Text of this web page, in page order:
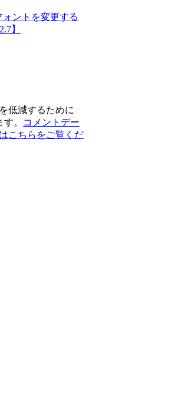
ォントを変更する
】
低減するために
。
コメントデー
こちらをご覧くだ